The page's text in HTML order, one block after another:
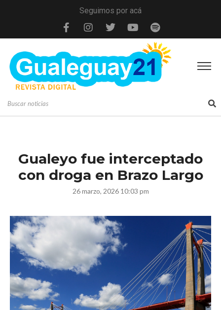
Seguimos por acá
Gualeyo fue interceptado
con droga en Brazo Largo
26 marzo, 2026 10:03 pm